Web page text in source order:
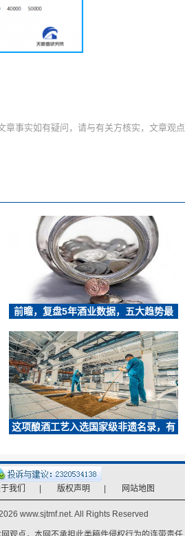
章事实如有疑问，请与有关方核实，文章观点
前瞻，复盘5年酒业数据，五大趋势最
这项酿酒工艺入选国家级非遗名录，有
我们 版权声明 网站地图
www.sjtmf.net. All Rights Reserved